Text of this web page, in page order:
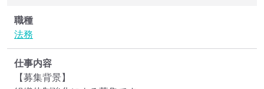
職種
法務
仕事内容
【募集背景】